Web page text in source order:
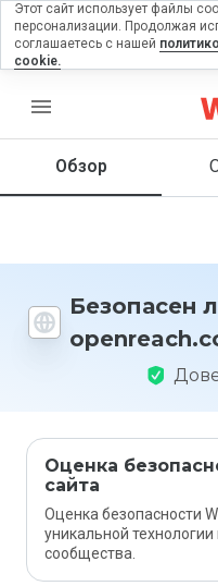
menu
Обзор
Безопасен
Оценка
сайта
Оценка безопасности
уникальной
сообщества.
на
оценили
сайт от
1 до 5?
Этот сайт использует файлы
персонализации. Продолжая
соглашаетесь с нашей
cookie.